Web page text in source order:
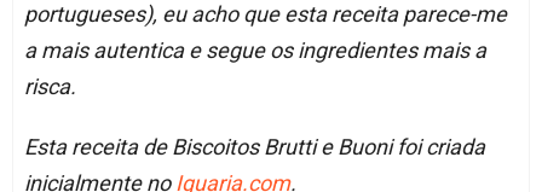
portugueses), eu acho que esta receita parece-me
a mais autentica e segue os ingredientes mais a
risca.
Esta receita de Biscoitos Brutti e Buoni foi criada
inicialmente noIguaria.com.